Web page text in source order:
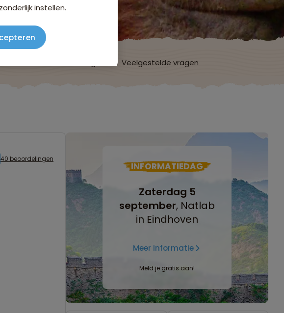
Veelgestelde vragen
40 beoordelingen
INFORMATIEDAG
Zaterdag 5
september, Natlab
in Eindhoven
Meer informatie
Meld je gratis aan!
instellen.